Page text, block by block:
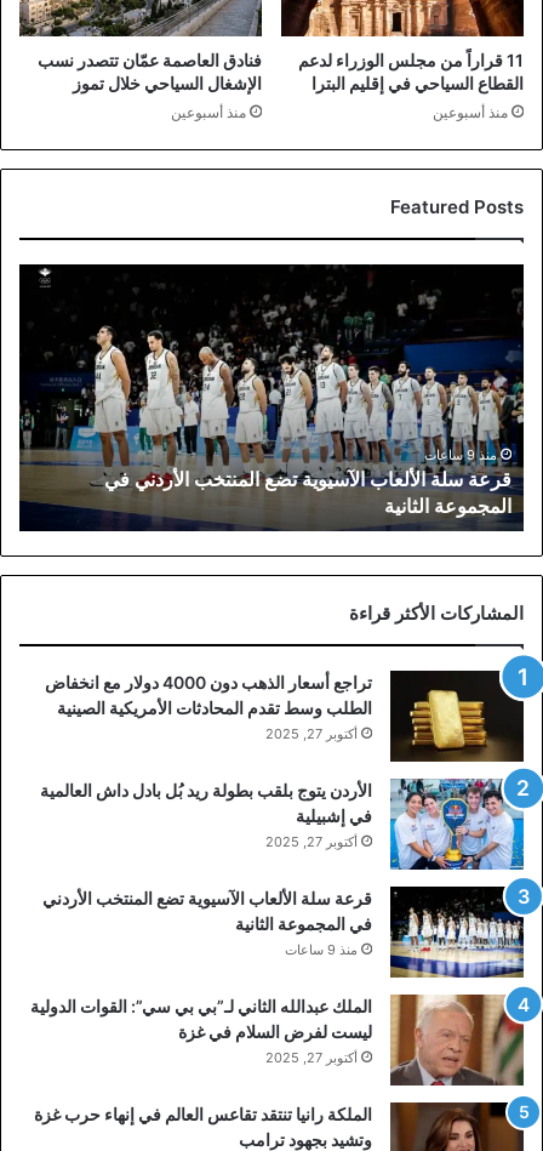
11 قراراً من مجلس الوزراء لدعم
القطاع السياحي في إقليم البترا
منذ أسبوعين
فنادق العاصمة عمّان تتصدر نسب
الإشغال السياحي خلال تموز
منذ أسبوعين
Featured Posts
سلة
الألعاب
الآسيوية
تضع
المنتخب
الأردني
في
المجموعة
الثانية
منذ 9 ساعات
قرعة سلة الألعاب الآسيوية تضع المنتخب الأردني في
المجموعة الثانية
المشاركات الأكثر قراءة
تراجع أسعار الذهب دون 4000 دولار مع انخفاض
الطلب وسط تقدم المحادثات الأمريكية الصينية
أكتوبر 27, 2025
الأردن يتوج بلقب بطولة ريد بُل بادل داش العالمية
في إشبيلية
أكتوبر 27, 2025
قرعة سلة الألعاب الآسيوية تضع المنتخب الأردني
في المجموعة الثانية
منذ 9 ساعات
الملك عبدالله الثاني لـ”بي بي سي”: القوات الدولية
ليست لفرض السلام في غزة
أكتوبر 27, 2025
الملكة رانيا تنتقد تقاعس العالم في إنهاء حرب غزة
وتشيد بجهود ترامب